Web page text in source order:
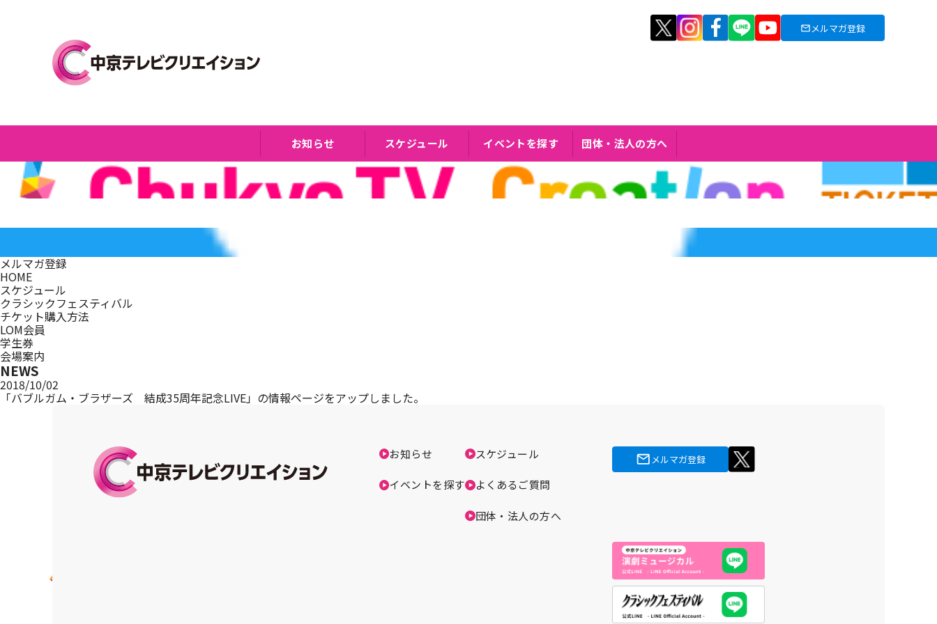
メルマガ登録
お知らせ スケジュール イベントを探す 団体・法人の方へ
メルマガ登録
HOME
スケジュール
クラシックフェスティバル
チケット購入方法
LOM会員
学生券
会場案内
NEWS
2018/10/02
「バブルガム・ブラザーズ 結成35周年記念LIVE」の情報ページをアップしました。
お知らせ
イベントを探す
スケジュール
よくあるご質問
団体・法人の方へ
メルマガ登録